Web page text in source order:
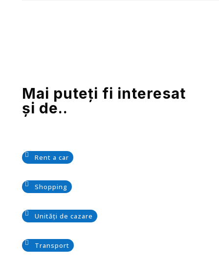
Mai puteți fi interesat
și de..
Rent a car
Shopping
Unități de cazare
Transport